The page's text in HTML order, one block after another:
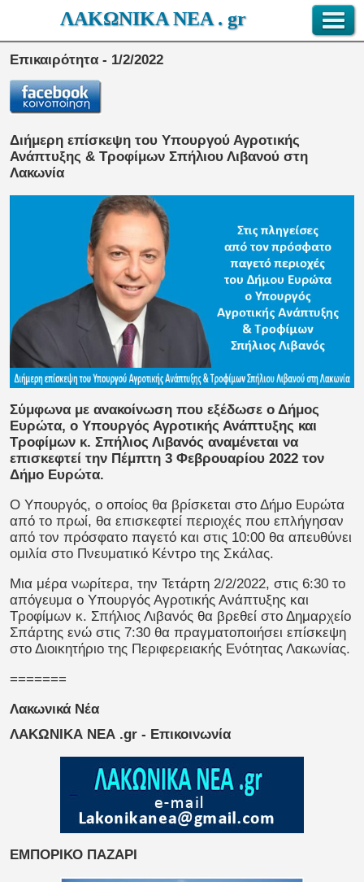
ΛΑΚΩΝΙΚΑ ΝΕΑ . gr
Επικαιρότητα - 1/2/2022
Διήμερη επίσκεψη του Υπουργού Αγροτικής
Ανάπτυξης & Τροφίμων Σπήλιου Λιβανού στη
Λακωνία
Σύμφωνα με ανακοίνωση που εξέδωσε ο Δήμος
Ευρώτα, ο Υπουργός Αγροτικής Ανάπτυξης και
Τροφίμων κ. Σπήλιος Λιβανός αναμένεται να
επισκεφτεί την Πέμπτη 3 Φεβρουαρίου 2022 τον
Δήμο Ευρώτα.
Ο Υπουργός, ο οποίος θα βρίσκεται στο Δήμο Ευρώτα
από το πρωί, θα επισκεφτεί περιοχές που επλήγησαν
από τον πρόσφατο παγετό και στις 10:00 θα απευθύνει
ομιλία στο Πνευματικό Κέντρο της Σκάλας.
Μια μέρα νωρίτερα, την Τετάρτη 2/2/2022, στις 6:30 το
απόγευμα ο Υπουργός Αγροτικής Ανάπτυξης και
Τροφίμων κ. Σπήλιος Λιβανός θα βρεθεί στο Δημαρχείο
Σπάρτης ενώ στις 7:30 θα πραγματοποιήσει επίσκεψη
στο Διοικητήριο της Περιφερειακής Ενότητας Λακωνίας.
=======
Λακωνικά Νέα
ΛΑΚΩΝΙΚΑ ΝΕΑ .gr - Επικοινωνία
ΕΜΠΟΡΙΚΟ ΠΑΖΑΡΙ